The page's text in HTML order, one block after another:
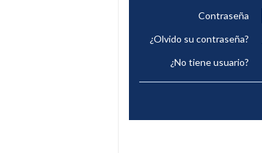
Contraseña
¿Olvido su contraseña?
¿No tiene usuario?